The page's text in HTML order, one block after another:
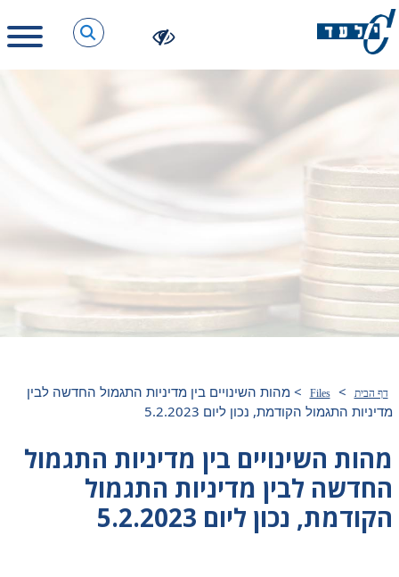
דף הבית >
Files
>מהות השינויים בין מדיניות התגמול החדשה לבין
מדיניות התגמול הקודמת, נכון ליום 5.2.2023
מהות השינויים בין מדיניות התגמול
החדשה לבין מדיניות התגמול
הקודמת, נכון ליום 5.2.2023